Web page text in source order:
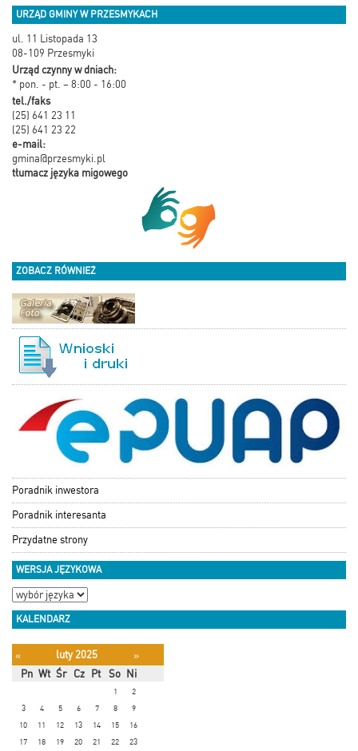
URZĄD GMINY W PRZESMYKACH
ul. 11 Listopada 13
08-109 Przesmyki
Urząd czynny w dniach:
* pon. - pt. – 8:00 - 16:00
tel./faks
(25) 641 23 11
(25) 641 23 22
e-mail:
gmina@przesmyki.pl
tłumacz języka migowego
ZOBACZ RÓWNIEŻ
Poradnik inwestora
Poradnik interesanta
Przydatne strony
WERSJA JĘZYKOWA
KALENDARZ
« luty 2025
»
Pn Wt Śr Cz Pt So Ni
1
2
3
4 5 6 7 8
9
10
11 12 13 14 15
16
17
18 19 20 21 22 23